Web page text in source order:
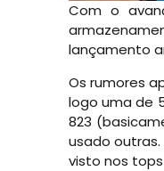
Com o
lançamento
Os rumores
logo uma de
823
usado
visto nos tops